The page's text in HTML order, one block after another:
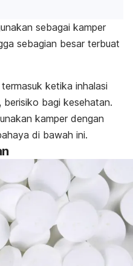
sebagai kamper
sebagian besar terbuat
ketika inhalasi
berisiko bagi kesehatan.
kamper dengan
di bawah ini.